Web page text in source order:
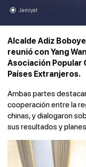
Jamiyat
Alcalde Adiz
reunió con Yang
Asociación Popular
Países Extranjeros.
Ambas partes
cooperación entre la
chinas, y dialogaron
sus resultados y